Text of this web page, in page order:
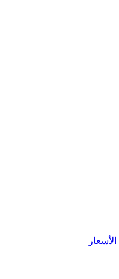
الأسعار